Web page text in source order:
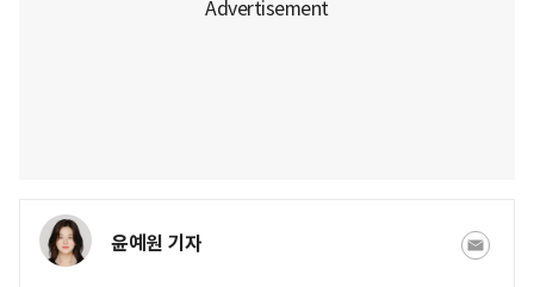
윤예원 기자